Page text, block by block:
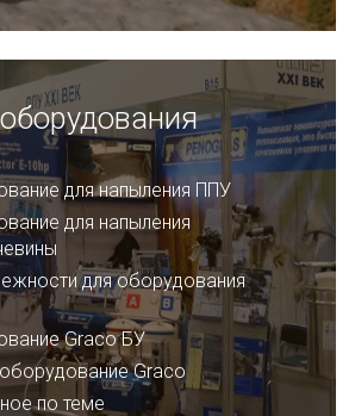
для напыления ППУ
для напыления
для оборудования
Graco БУ
Graco
по теме